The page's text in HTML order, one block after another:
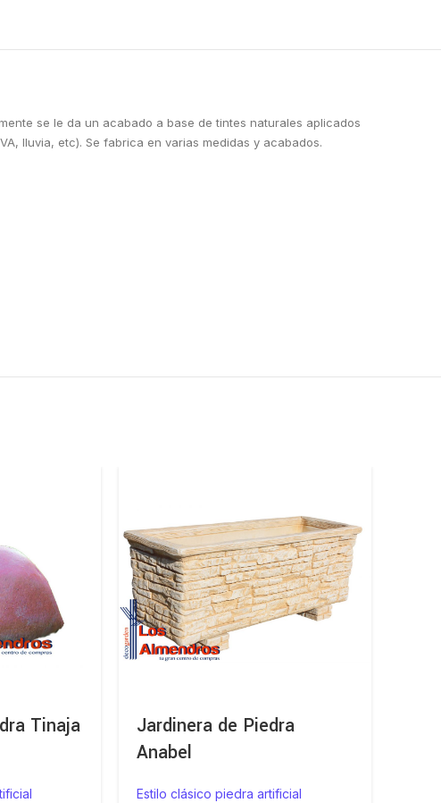
se le da un acabado a base de tintes naturales aplicados
lluvia, etc). Se fabrica en varias medidas y acabados.
Tinaja
Jardinera de Piedra
Anabel
Estilo clásico piedra artificial